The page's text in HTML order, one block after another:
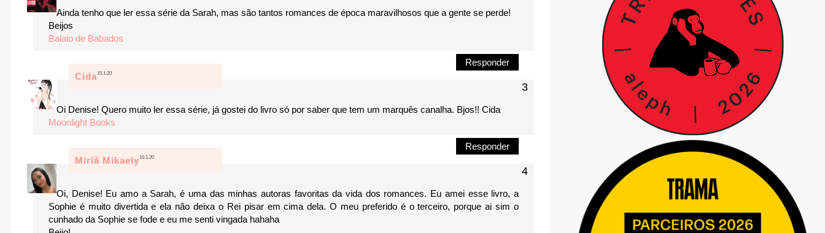
Ainda tenho que ler essa série da Sarah, mas são tantos romances de época maravilhosos que a gente se perde!
Beijos
Balaio de Babados
Responder
Cida15.1.20
Oi Denise! Quero muito ler essa série, já gostei do livro só por saber que tem um marquês canalha. Bjos!! Cida
Moonlight Books
Responder
Miriã Mikaely16.1.20
Oi, Denise! Eu amo a Sarah, é uma das minhas autoras favoritas da vida dos romances. Eu amei esse livro, a
Sophie é muito divertida e ela não deixa o Rei pisar em cima dela. O meu preferido é o terceiro, porque ai sim o
cunhado da Sophie se fode e eu me senti vingada hahaha